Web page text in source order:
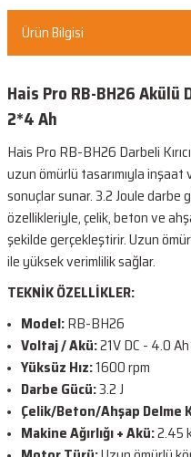
Ürün Bilgisi
Hais Pro RB-BH26 Akülü
2*4 Ah
Hais Pro RB-BH26 Darbeli
uzun ömürlü tasarımıyla
sonuçlar sunar. 3.2 Joule darbe
özellikleriyle, çelik, beton ve
şekilde gerçekleştirir. Uzun
ile yüksek verimlilik sağlar.
TEKNİK ÖZELLİKLER:
Model:RB-BH26
Voltaj / Akü:21V DC - 4.0
Yüksüz Hız:1600 rpm
Darbe Gücü:3.2 J
Çelik/Beton/Ahşap Delme
Makine Ağırlığı + Akü:2.45